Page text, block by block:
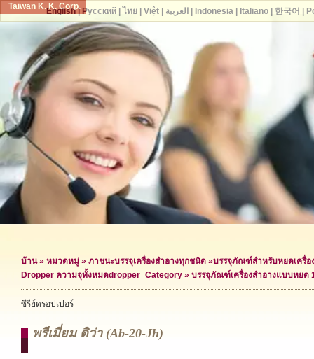
Taiwan K. K. Corp.
บ้าน» หมวดหมู่ » ภาชนะบรรจุเครื่องสำอางทุกชนิด »บรรจุภัณฑ์สำหรับหยดเครื่อ
Dropper ความจุทั้งหมดdropper_Category » บรรจุภัณฑ์เครื่องสำอางแบบหยด
ซีรีย์ดรอปเปอร์
พรีเมี่ยม ดิว่า (ab-20-Jh)
English| Русский| ไทย| Việt| العربية Indonesia| Italiano| 한국어